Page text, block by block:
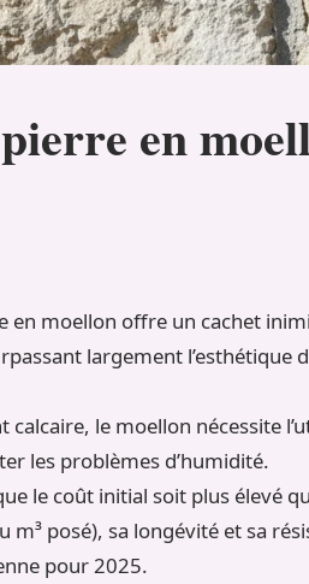
en
en moellon offre un cachet
largement l’esthétique
calcaire, le moellon nécessite
les problèmes d’humidité.
le coût initial soit plus élevé
posé), sa longévité et sa
pour 2025.